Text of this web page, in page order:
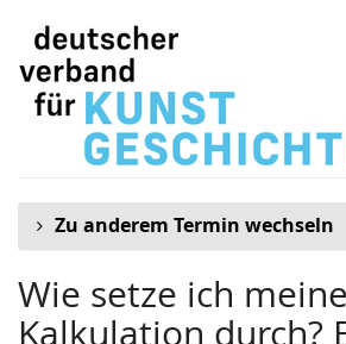
Zum
Haupt-
Inhalt
springen
Selbstbewusst
selbstständig!
Workshop-
Reihe
für
Zu anderem Termin wechseln
Wie setze ich meine
Kalkulation durch?